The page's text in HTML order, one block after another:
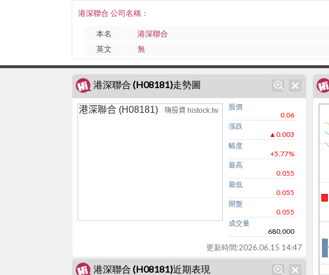
港深聯合 公司名稱：
本名
港深聯合
英文
無
港深聯合 (H08181)走勢圖
港深聯合 (H08181) 嗨投資 histock.tw
股價
0.06
漲跌
▲0.003
幅度
+5.77%
最高
0.055
最低
0.055
開盤
0.055
成交量
680,000
更新時間:2026.06.15 14:47
港深聯合 (H08181)近期表現